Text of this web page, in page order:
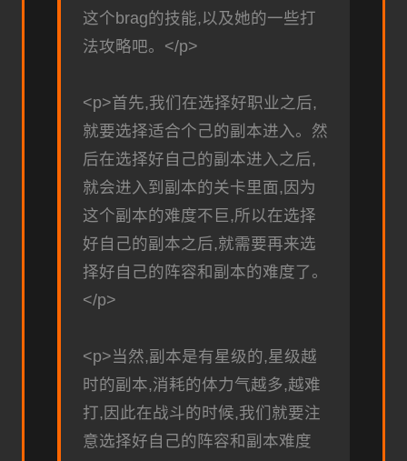
这个brag的技能,以及她的一些打
法攻略吧。</p>
<p>首先,我们在选择好职业之后,
就要选择适合个己的副本进入。然
后在选择好自己的副本进入之后,
就会进入到副本的关卡里面,因为
这个副本的难度不巨,所以在选择
好自己的副本之后,就需要再来选
择好自己的阵容和副本的难度了。
</p>
<p>当然,副本是有星级的,星级越
时的副本,消耗的体力气越多,越难
打,因此在战斗的时候,我们就要注
意选择好自己的阵容和副本难度